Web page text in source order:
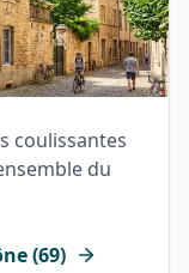
coulissantes
du
(69)